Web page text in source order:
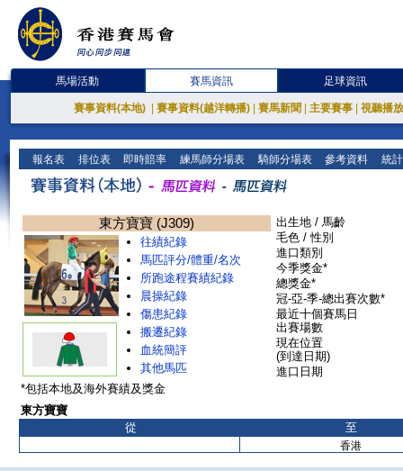
馬場活動 賽馬資訊 足球資訊
賽事資料(本地) 賽事資料(越洋轉播) 賽馬新聞 主要賽事 視聽播
報名表 排位表 即時賠率 練馬師分場表 騎師分場表 參考資料 統
東方寶寶 (J309)
往績紀錄
馬匹評分/體重/名次
所跑途程賽績紀錄
晨操紀錄
傷患紀錄
搬遷紀錄
血統簡評
其他馬匹
出生地 / 馬齡
毛色 / 性別
進口類別
今季獎金*
總獎金*
冠-亞-季-總出賽次數*
最近十個賽馬日
出賽場數
現在位置
(到達日期)
進口日期
*包括本地及海外賽績及獎金
東方寶寶
從
至
香港